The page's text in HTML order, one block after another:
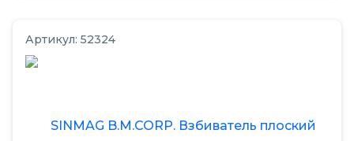
Артикул: 52324